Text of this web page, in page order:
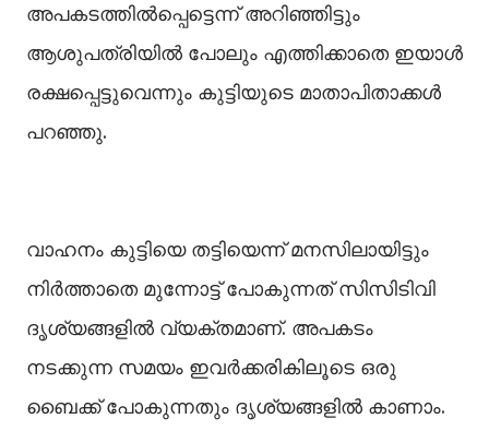
അപകടത്തില്‍പ്പെട്ടെന്ന് അറിഞ്ഞിട്ടും
ആശുപത്രിയില്‍ പോലും എത്തിക്കാതെ ഇയാള്‍
രക്ഷപ്പെട്ടുവെന്നും കുട്ടിയുടെ മാതാപിതാക്കള്‍
പറഞ്ഞു.
വാഹനം കുട്ടിയെ തട്ടിയെന്ന് മനസിലായിട്ടും
നിർത്താതെ മുന്നോട്ട് പോകുന്നത് സിസിടിവി
ദൃശ്യങ്ങളില്‍ വ്യക്തമാണ്. അപകടം
നടക്കുന്ന സമയം ഇവർക്കരികിലൂടെ ഒരു
ബൈക്ക് പോകുന്നതും ദൃശ്യങ്ങളില്‍ കാണാം.